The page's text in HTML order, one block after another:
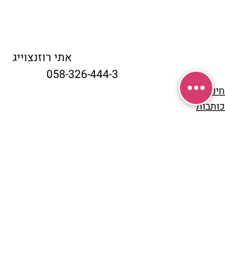
אתי רוזנצוייג
058-326-444-3
חינוך ילדים
כותבות